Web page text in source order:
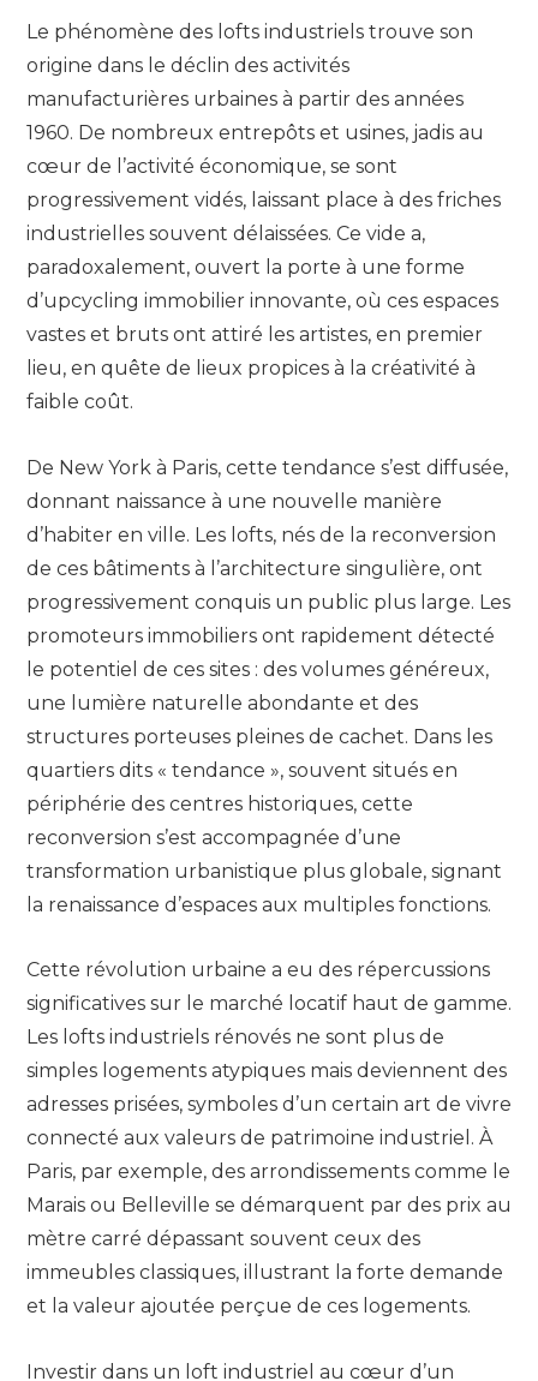
Le phénomène des lofts industriels trouve son
origine dans le déclin des activités
manufacturières urbaines à partir des années
1960. De nombreux entrepôts et usines, jadis au
cœur de l’activité économique, se sont
progressivement vidés, laissant place à des friches
industrielles souvent délaissées. Ce vide a,
paradoxalement, ouvert la porte à une forme
d’upcycling immobilier innovante, où ces espaces
vastes et bruts ont attiré les artistes, en premier
lieu, en quête de lieux propices à la créativité à
faible coût.
De New York à Paris, cette tendance s’est diffusée,
donnant naissance à une nouvelle manière
d’habiter en ville. Les lofts, nés de la reconversion
de ces bâtiments à l’architecture singulière, ont
progressivement conquis un public plus large. Les
promoteurs immobiliers ont rapidement détecté
le potentiel de ces sites : des volumes généreux,
une lumière naturelle abondante et des
structures porteuses pleines de cachet. Dans les
quartiers dits « tendance », souvent situés en
périphérie des centres historiques, cette
reconversion s’est accompagnée d’une
transformation urbanistique plus globale, signant
la renaissance d’espaces aux multiples fonctions.
Cette révolution urbaine a eu des répercussions
significatives sur le marché locatif haut de gamme.
Les lofts industriels rénovés ne sont plus de
simples logements atypiques mais deviennent des
adresses prisées, symboles d’un certain art de vivre
connecté aux valeurs de patrimoine industriel. À
Paris, par exemple, des arrondissements comme le
Marais ou Belleville se démarquent par des prix au
mètre carré dépassant souvent ceux des
immeubles classiques, illustrant la forte demande
et la valeur ajoutée perçue de ces logements.
Investir dans un loft industriel au cœur d’un